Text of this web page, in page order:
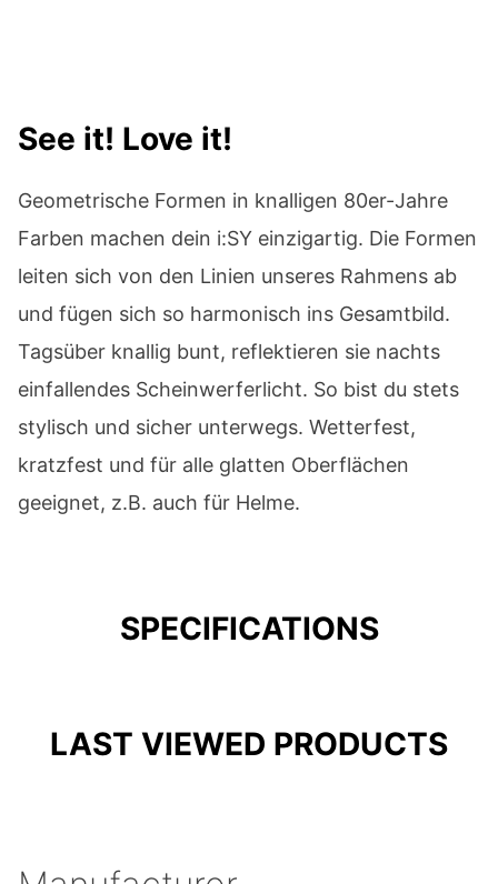
See it! Love it!
Geometrische Formen in knalligen 80er-Jahre
Farben machen dein i:SY einzigartig. Die Formen
leiten sich von den Linien unseres Rahmens ab
und fügen sich so harmonisch ins Gesamtbild.
Tagsüber knallig bunt, reflektieren sie nachts
einfallendes Scheinwerferlicht. So bist du stets
stylisch und sicher unterwegs. Wetterfest,
kratzfest und für alle glatten Oberflächen
geeignet, z.B. auch für Helme.
SPECIFICATIONS
LAST VIEWED PRODUCTS